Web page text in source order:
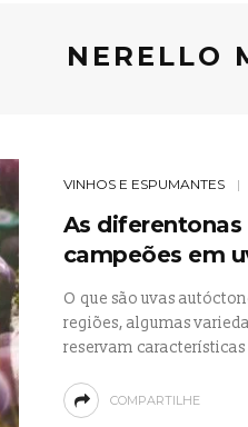
NERELLO
VINHOS E ESPUMANTES
As diferentonas
campeões em
O que são uvas
regiões, algumas
reservam
COMPARTILHE